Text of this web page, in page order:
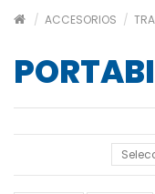
ACCESORIOS